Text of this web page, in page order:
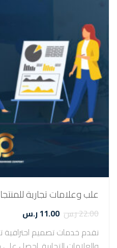
علب وعلامات تجارية
22.00ر.س 11.00ر.س
نقدم خدمات تصميم